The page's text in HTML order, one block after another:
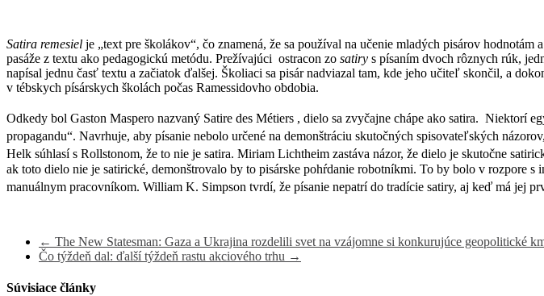
Satira remesiel je „text pre školákov“, čo znamená, že sa používal na učenie mladých pisárov
pasáže z textu ako pedagogickú metódu. Prežívajúci ostracon zo satiry s písaním dvoch rôznych rúk,
napísal jednu časť textu a začiatok ďalšej. Školiaci sa pisár nadviazal tam, kde jeho učiteľ skončil, a
v tébskych písárskych školách počas Ramessidovho obdobia.
Odkedy bol Gaston Maspero nazvaný Satire des Métiers , dielo sa zvyčajne chápe ako satira. Niektorí
propagandu“. Navrhuje, aby písanie nebolo určené na demonštráciu skutočných spisovateľských
Helk súhlasí s Rollstonom, že to nie je satira. Miriam Lichtheim zastáva názor, že dielo je skutočne
ak toto dielo nie je satirické, demonštrovalo by to pisárske pohŕdanie robotníkmi. To by bolo v rozpore
manuálnym pracovníkom. William K. Simpson tvrdí, že písanie nepatrí do tradície satiry, aj keď má jej
← The New Statesman: Gaza a Ukrajina rozdelili svet na vzájomne si konkurujúce geopolitické
Čo týždeň dal: ďalší týždeň rastu akciového trhu →
Súvisiace články